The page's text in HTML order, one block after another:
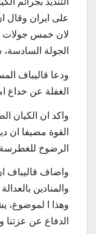
على ايران وقال
لان خمس جولات
الجولة السادسة،
ودعا قاليباف
الغفلة عن خداع
واكد ان الكيان
القوة مضيفا ان
الرضوخ
واضاف قاليباف
والمنادين
وهذا ا لموضوع،
الدفاع عن عزتنا